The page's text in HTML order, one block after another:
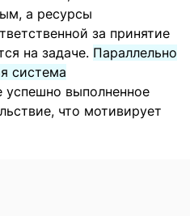
а ресурсы
за принятие
на задаче. Параллельно
система
успешно выполненное
что мотивирует